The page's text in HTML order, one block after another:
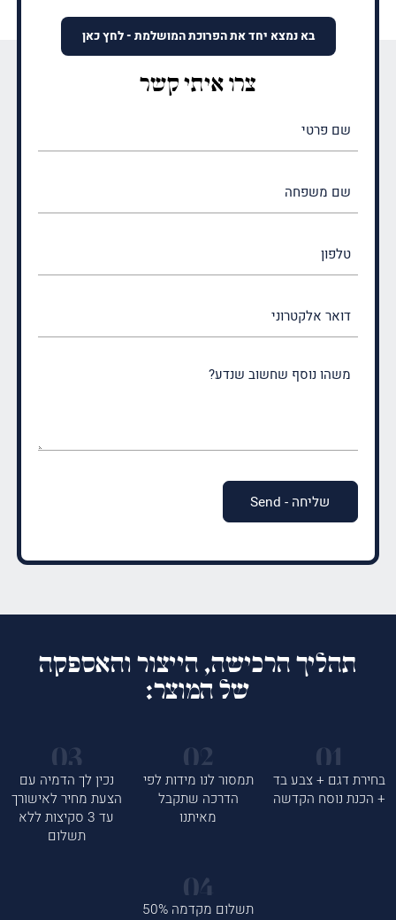
בא נמצא יחד את הפרוכת המושלמת - לחץ כאן
צרו איתי קשר
(חובה)
(חובה)
תהליך הרכישה, הייצור והאספקה
של המוצר:
בחירת דגם + צבע בד
+ הכנת נוסח הקדשה
תמסור לנו מידות לפי
הדרכה שתקבל
מאיתנו
נכין לך הדמיה עם
הצעת מחיר לאישורך
עד 3 סקיצות ללא
תשלום
תשלום מקדמה 50%